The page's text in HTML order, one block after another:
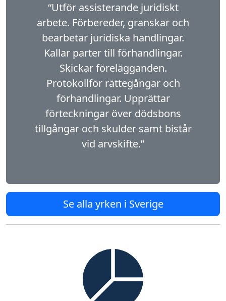
“Utför assisterande juridiskt
arbete. Förbereder, granskar och
bearbetar juridiska handlingar.
Kallar parter till förhandlingar.
Skickar förelägganden.
Protokollför rättegångar och
förhandlingar. Upprättar
förteckningar över dödsbons
tillgångar och skulder samt bistår
vid arvskifte.”
Se alla yrken i Sverige